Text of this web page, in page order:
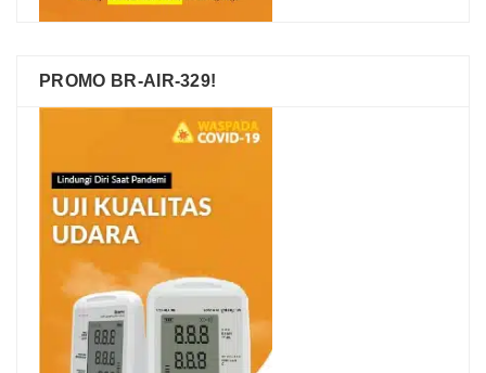
PROMO BR-AIR-329!